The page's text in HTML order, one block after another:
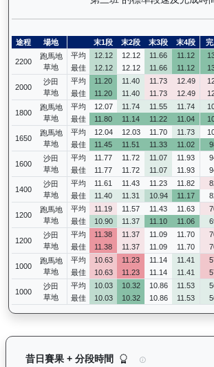
途程 場地 末1段 末2段 末3段 末4段
2200
跑馬地
草地
平均 12.12 12.12 11.66 11.12
最佳
12.12 12.12 11.66 11.12
2000
沙田
草地
平均 11.20 11.40 11.73 12.49
最佳
11.20 11.40 11.73 12.49
1800
跑馬地
草地
平均 12.07 11.74 11.55 11.74
最佳
11.80 11.14 11.22 11.04
1650
跑馬地
草地
平均 12.04 12.03 11.70 11.73
最佳
11.45 11.51 11.33 11.02
1600
沙田
草地
平均 11.77 11.72 11.07 11.93
最佳
11.77 11.72 11.07 11.93
1400
沙田
草地
平均 11.61 11.43 11.23 11.82
最佳
11.40 11.31 10.94 11.17
1200
跑馬地
草地
平均 11.19 11.57 11.43 11.63
最佳
10.90 11.37 11.10 11.06
1200
沙田
草地
平均 11.38 11.37 11.09 11.70
最佳
11.38 11.37 11.09 11.70
1000
跑馬地
草地
平均 10.63 11.23 11.14 11.41
最佳
10.63 11.23 11.14 11.41
1000
沙田
草地
平均 10.03 10.32 10.86 11.53
最佳
10.03 10.32 10.86 11.53
昔日賽果 + 分段時間 銀進（G266）